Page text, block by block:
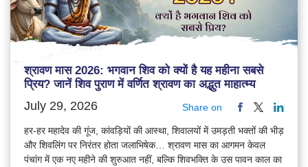
श्रावण मास 2026: भगवान शिव को क्यों है यह महीना सबसे
प्रिय? जानें शिव पुराण में वर्णित श्रावण का अद्भुत माहात्म्य
July 29, 2026 Share on
हर-हर महादेव की गूंज, कांवड़ियों की आस्था, शिवालयों में उमड़ती भक्तों की भीड़
और शिवलिंग पर निरंतर होता जलाभिषेक… श्रावण मास का आगमन केवल
पंचांग में एक नए महीने की शुरुआत नहीं, बल्कि शिवभक्ति के उस पावन काल का